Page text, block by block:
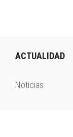
ACTUALIDAD
Noticias